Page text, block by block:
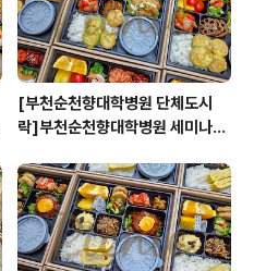
[부천순천향대학병원 단체도시
락]부천순천향대학병원 세미나도
시락케이터링:원스피크닉>